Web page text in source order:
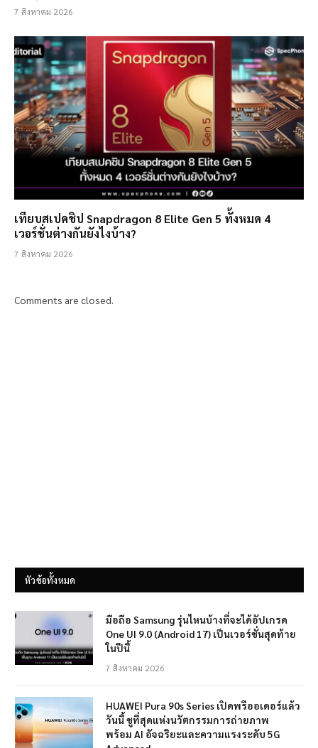
7 สิงหาคม 2026
เทียบสเปคชิป Snapdragon 8 Elite Gen 5 ทั้งหมด 4
เวอร์ชั่นต่างกันยังไงบ้าง?
7 สิงหาคม 2026
Comments are closed.
หัวข้อทั้งหมด
มือถือ Samsung รุ่นไหนบ้างที่จะได้อัปเกรด
One UI 9.0 (Android 17) เป็นเวอร์ชั่นสุดท้าย
ในปีนี้
7 สิงหาคม 2026
HUAWEI Pura 90s Series เปิดพรีออเดอร์แล้ว
วันนี้ ชูที่สุดแห่งนวัตกรรมการถ่ายภาพ
พร้อม AI อัจฉริยะและความแรงระดับ 5G